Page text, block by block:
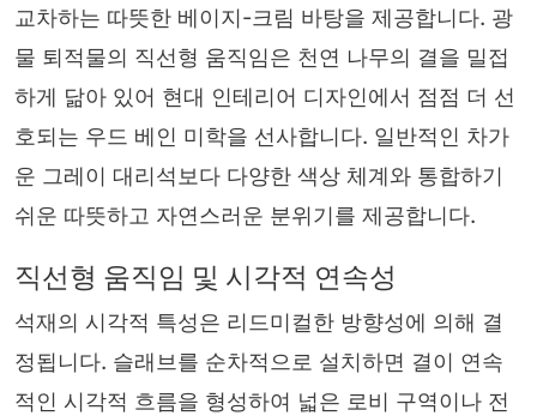
교차하는 따뜻한 베이지-크림 바탕을 제공합니다. 광
물 퇴적물의 직선형 움직임은 천연 나무의 결을 밀접
하게 닮아 있어 현대 인테리어 디자인에서 점점 더 선
호되는 우드 베인 미학을 선사합니다. 일반적인 차가
운 그레이 대리석보다 다양한 색상 체계와 통합하기
쉬운 따뜻하고 자연스러운 분위기를 제공합니다.
직선형 움직임 및 시각적 연속성
석재의 시각적 특성은 리드미컬한 방향성에 의해 결
정됩니다. 슬래브를 순차적으로 설치하면 결이 연속
적인 시각적 흐름을 형성하여 넓은 로비 구역이나 전